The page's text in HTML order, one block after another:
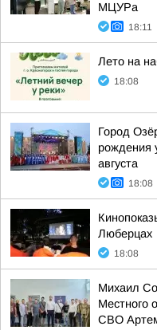
МЦУРа
18:11
Лето на
18:08
Город
рождения
августа
18:08
Люберцах
18:08
Михаил
Местного
СВО